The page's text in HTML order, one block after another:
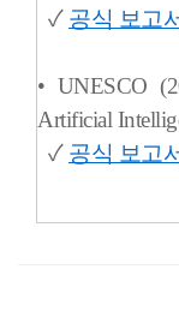
✓ 공식 보고
• UNESCO
Artificial
✓ 공식 보고